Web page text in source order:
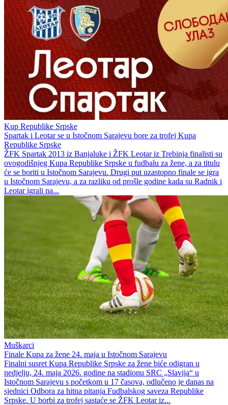
Kup Republike Srpske
Spartak i Leotar se u Istočnom Sarajevu bore za trofej Kupa
Republike Srpske
ŽFK Spartak 2013 iz Banjaluke i ŽFK Leotar iz Trebinja finalisti su
ovogodišnjeg Kupa Republike Srpske u fudbalu za žene, a za titulu
će se boriti u Istočnom Sarajevu. Drugi put uzastopno finale se igra
u Istočnom Sarajevu, a za razliku od prošle godine kada su Radnik i
Leotar igrali na...
Muškarci
Finale Kupa za žene 24. maja u Istočnom Sarajevu
Finalni susret Kupa Republike Srpske za žene biće odigran u
nedjelju, 24. maja 2026. godine na stadionu SRC „Slavija“ u
Istočnom Sarajevu s početkom u 17 časova, odlučeno je danas na
sjednici Odbora za hitna pitanja Fudbalskog saveza Republike
Srpske. U borbi za trofej sastaće se ŽFK Leotar iz...